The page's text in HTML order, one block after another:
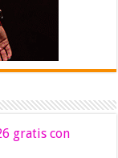
gratis con